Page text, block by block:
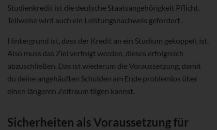
Studienkredit ist die deutsche Staatsangehörigkeit Pflicht.
Teilweise wird auch ein Leistungsnachweis gefordert.
Hintergrund ist, dass der Kredit an ein Studium gekoppelt ist.
Also muss das Ziel verfolgt werden, dieses erfolgreich
abzuschließen. Das ist wiederum die Voraussetzung, damit
du deine angehäuften Schulden am Ende problemlos über
einen längeren Zeitraum tilgen kannst.
Sicherheiten als Voraussetzung für